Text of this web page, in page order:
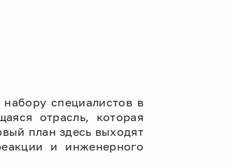
специалистов в
отрасль, которая
план здесь выходят
и инженерного